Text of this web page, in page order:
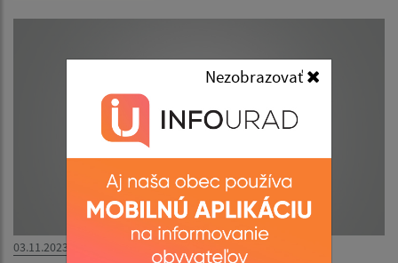
03.11.2023
Nezobrazovať